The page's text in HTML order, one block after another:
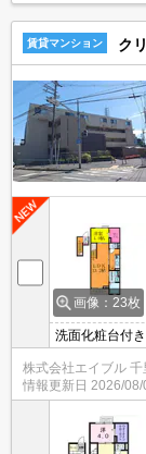
賃貸マンション ク
画像：23枚
洗面化粧台付
980円。
株式会社エイブル 千
情報更新日 2026/08/